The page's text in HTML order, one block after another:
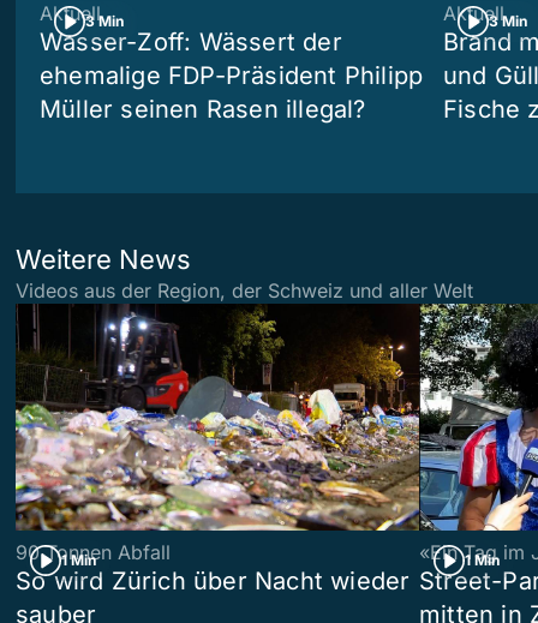
3 Min
Aktuell
Wasser-Zoff: Wässert der
ehemalige FDP-Präsident Philipp
Müller seinen Rasen illegal?
3 Min
Aktuell
Brand
und
Fische
Weitere News
Videos aus der Region, der Schweiz und aller Welt
1 Min
90 Tonnen Abfall
So wird Zürich über Nacht wieder
sauber
1 Min
«Ein Tag im
Street-
mitten in